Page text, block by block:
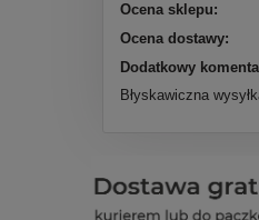
Ocena sklepu:
Ocena dostawy:
Dodatkowy
Błyskawiczna